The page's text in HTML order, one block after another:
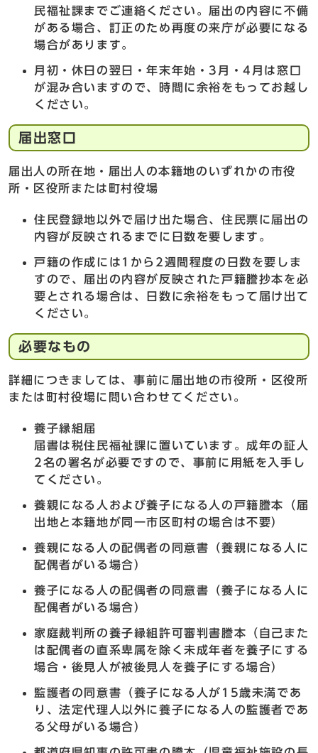
民福祉課までご連絡ください。届出の内容に不備
がある場合、訂正のため再度の来庁が必要になる
場合があります。
月初・休日の翌日・年末年始・3月・4月は窓口
が混み合いますので、時間に余裕をもってお越し
ください。
届出窓口
届出人の所在地・届出人の本籍地のいずれかの市役
所・区役所または町村役場
住民登録地以外で届け出た場合、住民票に届出の
内容が反映されるまでに日数を要します。
戸籍の作成には1から2週間程度の日数を要しま
すので、届出の内容が反映された戸籍謄抄本を必
要とされる場合は、日数に余裕をもって届け出て
ください。
必要なもの
詳細につきましては、事前に届出地の市役所・区役所
または町村役場に問い合わせてください。
養子縁組届
届書は税住民福祉課に置いています。成年の証人
2名の署名が必要ですので、事前に用紙を入手し
てください。
養親になる人および養子になる人の戸籍謄本（届
出地と本籍地が同一市区町村の場合は不要）
養親になる人の配偶者の同意書（養親になる人に
配偶者がいる場合）
養子になる人の配偶者の同意書（養子になる人に
配偶者がいる場合）
家庭裁判所の養子縁組許可審判書謄本（自己また
は配偶者の直系卑属を除く未成年者を養子にする
場合・後見人が被後見人を養子にする場合）
監護者の同意書（養子になる人が15歳未満であ
り、法定代理人以外に養子になる人の監護者であ
る父母がいる場合）